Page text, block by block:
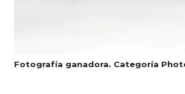
Fotografía ganadora. Categoría